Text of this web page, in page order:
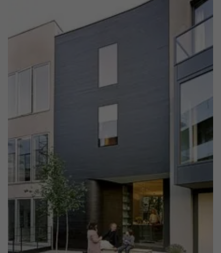
speichern, der eingebettete YouTube-
Videos verwendet.
yt.innertube::requests
Anbieter
Zweck
Daten darüber zu speichern, welche
Videos von YouTube der Nutzer
Name yt.innertube::nextId
Anbieter Youtube.com
Laufzeit Session
Dieser von YouTube gesetzte Cookie